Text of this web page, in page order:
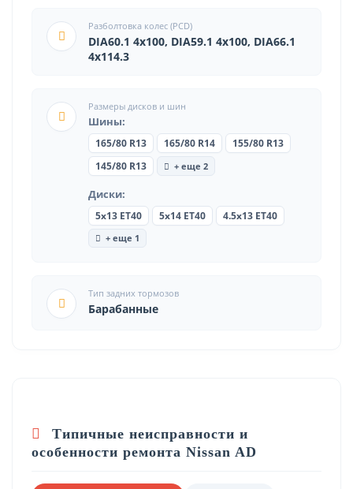
Разболтовка колес (PCD)
DIA60.1 4x100, DIA59.1 4x100, DIA66.1
4x114.3
Размеры дисков и шин
Шины:
165/80 R13 165/80 R14
155/80 R13
145/80 R13
+ еще 2
Диски:
5x13 ET40 5x14 ET40
4.5x13 ET40
+ еще 1
Тип задних тормозов
Барабанные
Типичные неисправности и
особенности ремонта Nissan AD